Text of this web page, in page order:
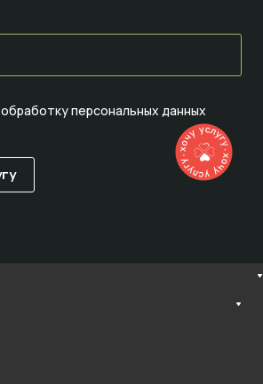
обработку персональных данных